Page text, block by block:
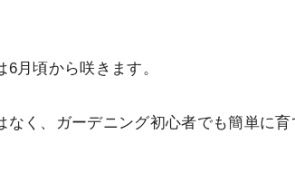
月頃から咲きます。
く、ガーデニング初心者でも簡単に育